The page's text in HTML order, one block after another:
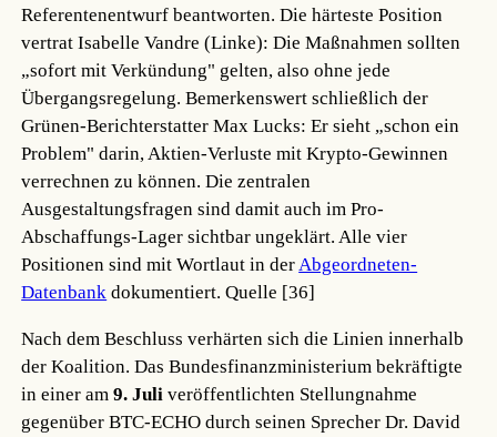
Referentenentwurf beantworten. Die härteste Position
vertrat Isabelle Vandre (Linke): Die Maßnahmen sollten
„sofort mit Verkündung" gelten, also ohne jede
Übergangsregelung. Bemerkenswert schließlich der
Grünen-Berichterstatter Max Lucks: Er sieht „schon ein
Problem" darin, Aktien-Verluste mit Krypto-Gewinnen
verrechnen zu können. Die zentralen
Ausgestaltungsfragen sind damit auch im Pro-
Abschaffungs-Lager sichtbar ungeklärt. Alle vier
Positionen sind mit Wortlaut in derAbgeordneten-
Datenbank dokumentiert.Quelle [36]
Nach dem Beschluss verhärten sich die Linien innerhalb
der Koalition. Das Bundesfinanzministerium bekräftigte
in einer am9. Juli veröffentlichten Stellungnahme
gegenüber BTC-ECHO durch seinen Sprecher Dr. David